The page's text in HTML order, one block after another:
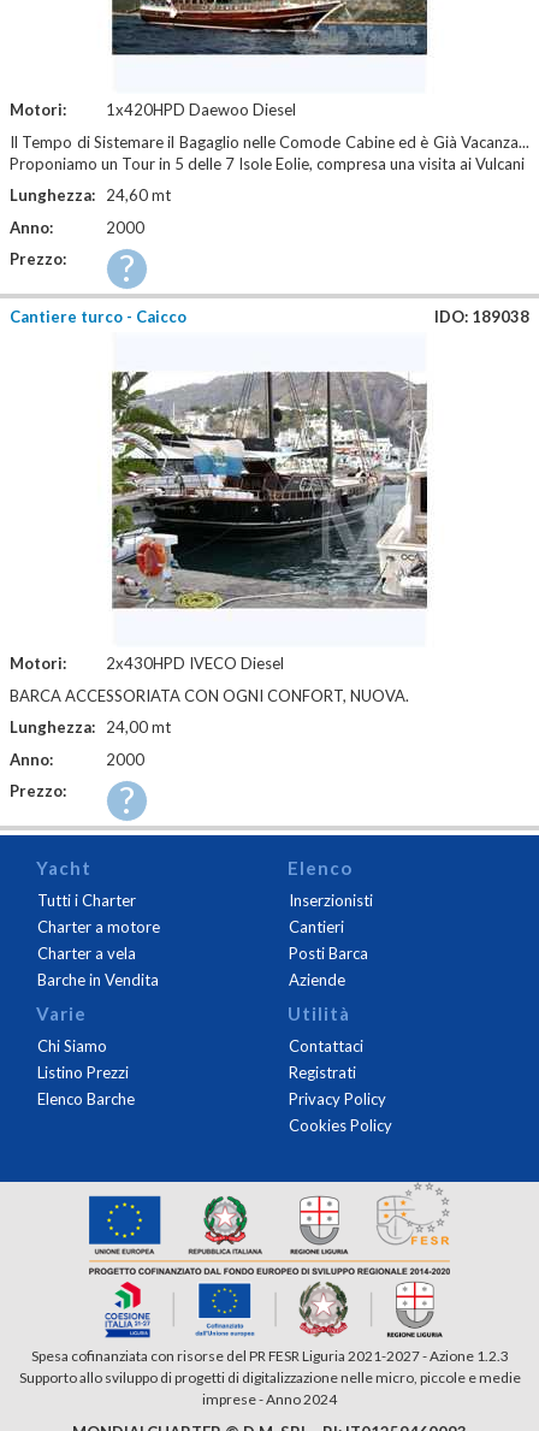
Motori:
1x420HPD Daewoo Diesel
Il Tempo di Sistemare il Bagaglio nelle Comode Cabine ed è Già Vacanza...
Proponiamo un Tour in 5 delle 7 Isole Eolie, compresa una visita ai Vulcani
Lunghezza:
24,60 mt
Anno:
2000
Prezzo:
?
Cantiere turco - Caicco IDO: 189038
Motori:
2x430HPD IVECO Diesel
BARCA ACCESSORIATA CON OGNI CONFORT, NUOVA.
Lunghezza:
24,00 mt
Anno:
2000
Prezzo:
?
Yacht
Tutti i Charter
Charter a motore
Charter a vela
Barche in Vendita
Elenco
Inserzionisti
Cantieri
Posti Barca
Aziende
Varie
Chi Siamo
Listino Prezzi
Elenco Barche
Utilità
Contattaci
Registrati
Privacy Policy
Cookies Policy
Spesa cofinanziata con risorse del PR FESR Liguria 2021-2027 - Azione 1.2.3
Supporto allo sviluppo di progetti di digitalizzazione nelle micro, piccole e medie
imprese - Anno 2024